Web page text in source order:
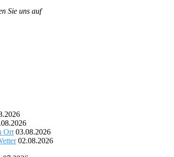
Sie uns auf
Ort 03.08.2026
02.08.2026